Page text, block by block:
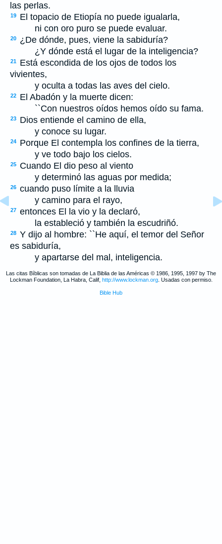
las perlas.
19
El topacio de Etiopía no puede igualarla,
ni con oro puro se puede evaluar.
20
¿De dónde, pues, viene la sabiduría?
¿Y dónde está el lugar de la inteligencia?
21
Está escondida de los ojos de todos los
vivientes,
y oculta a todas las aves del cielo.
22
El Abadón y la muerte dicen:
``Con nuestros oídos hemos oído su fama.
23
Dios entiende el camino de ella,
y conoce su lugar.
24
Porque El contempla los confines de la tierra,
y ve todo bajo los cielos.
25
Cuando El dio peso al viento
y determinó las aguas por medida;
26 cuando puso límite a la lluvia
y camino para el rayo,
27 entonces El la vio y la declaró,
la estableció y también la escudriñó.
28 Y dijo al hombre: ``He aquí, el temor del Señor
es sabiduría,
y apartarse del mal, inteligencia.
Las citas Bíblicas son tomadas de La Biblia de las Américas © 1986, 1995, 1997 by The
Lockman Foundation, La Habra, Calif, http://www.lockman.org. Usadas con permiso.
Bible Hub